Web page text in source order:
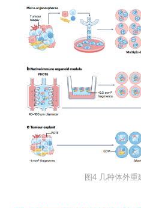
图4 几种体外重